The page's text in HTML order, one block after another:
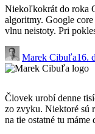
Niekoľkokrát do roka
algoritmy. Google
vlnu neistoty. Pri
Marek Cibuľa16.
Človek urobí denne
zo zvyku. Niektoré sú
na tie ostatné tu máme